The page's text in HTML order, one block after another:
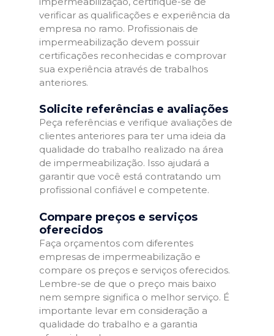
verificar as qualificações e experiência da
empresa no ramo. Profissionais de
impermeabilização devem possuir
certificações reconhecidas e comprovar
sua experiência através de trabalhos
anteriores.
Solicite referências e avaliações
Peça referências e verifique avaliações de
clientes anteriores para ter uma ideia da
qualidade do trabalho realizado na área
de impermeabilização. Isso ajudará a
garantir que você está contratando um
profissional confiável e competente.
Compare preços e serviços
oferecidos
Faça orçamentos com diferentes
empresas de impermeabilização e
compare os preços e serviços oferecidos.
Lembre-se de que o preço mais baixo
nem sempre significa o melhor serviço. É
importante levar em consideração a
qualidade do trabalho e a garantia